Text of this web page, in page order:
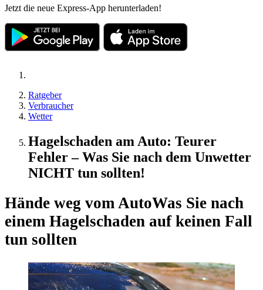
Jetzt die neue Express-App herunterladen!
Ratgeber
Verbraucher
Wetter
Hagelschaden am Auto: Teurer
Fehler – Was Sie nach dem Unwetter
NICHT tun sollten!
Hände weg vom AutoWas Sie nach
einem Hagelschaden auf keinen Fall
tun sollten